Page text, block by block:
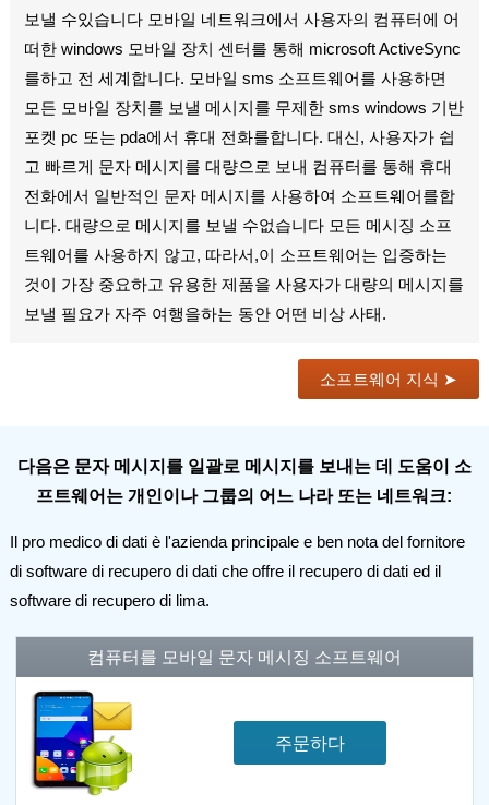
보낼 수있습니다 모바일 네트워크에서 사용자의 컴퓨터에 어
떠한 windows 모바일 장치 센터를 통해 microsoft ActiveSync
를하고 전 세계합니다. 모바일 sms 소프트웨어를 사용하면
모든 모바일 장치를 보낼 메시지를 무제한 sms windows 기반
포켓 pc 또는 pda에서 휴대 전화를합니다. 대신, 사용자가 쉽
고 빠르게 문자 메시지를 대량으로 보내 컴퓨터를 통해 휴대
전화에서 일반적인 문자 메시지를 사용하여 소프트웨어를합
니다. 대량으로 메시지를 보낼 수없습니다 모든 메시징 소프
트웨어를 사용하지 않고, 따라서,이 소프트웨어는 입증하는
것이 가장 중요하고 유용한 제품을 사용자가 대량의 메시지를
보낼 필요가 자주 여행을하는 동안 어떤 비상 사태.
소프트웨어 지식 ➤
다음은 문자 메시지를 일괄로 메시지를 보내는 데 도움이 소
프트웨어는 개인이나 그룹의 어느 나라 또는 네트워크:
Il pro medico di dati è l'azienda principale e ben nota del fornitore
di software di recupero di dati che offre il recupero di dati ed il
software di recupero di lima.
컴퓨터를 모바일 문자 메시징 소프트웨어
주문하다